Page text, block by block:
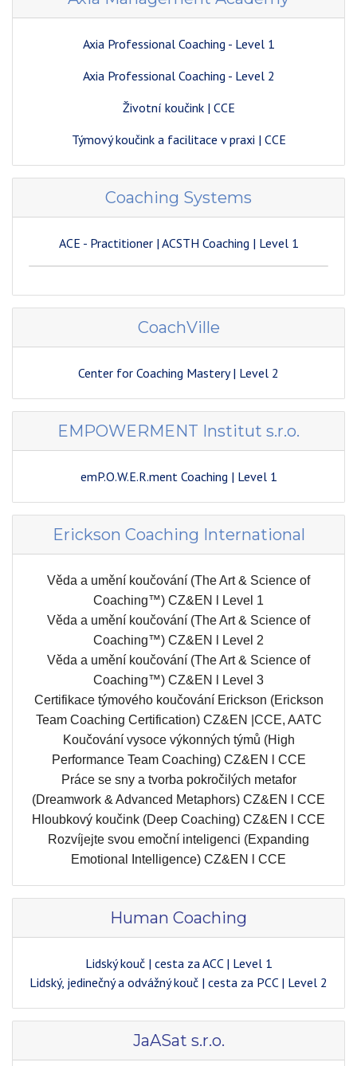
Axia Professional Coaching - Level 1
Axia Professional Coaching - Level 2
Životní koučink | CCE
Týmový koučink a facilitace v praxi | CCE
Coaching Systems
ACE - Practitioner | ACSTH Coaching | Level 1
CoachVille
Center for Coaching Mastery | Level 2
EMPOWERMENT Institut s.r.o.
emP.O.W.E.R.ment Coaching | Level 1
Erickson Coaching International
Věda a umění koučování (The Art & Science of
Coaching™) CZ&EN l Level 1
Věda a umění koučování (The Art & Science of
Coaching™) CZ&EN l Level 2
Věda a umění koučování (The Art & Science of
Coaching™) CZ&EN l Level 3
Certifikace týmového koučování Erickson (Erickson
Team Coaching Certification) CZ&EN |CCE, AATC
Koučování vysoce výkonných týmů (High
Performance Team Coaching) CZ&EN l CCE
Práce se sny a tvorba pokročilých metafor
(Dreamwork & Advanced Metaphors) CZ&EN l CCE
Hloubkový koučink (Deep Coaching) CZ&EN l CCE
Rozvíjejte svou emoční inteligenci (Expanding
Emotional Intelligence) CZ&EN l CCE
Human Coaching
Lidský kouč | cesta za ACC | Level 1
Lidský, jedinečný a odvážný kouč | cesta za PCC | Level 2
JaASat s.r.o.